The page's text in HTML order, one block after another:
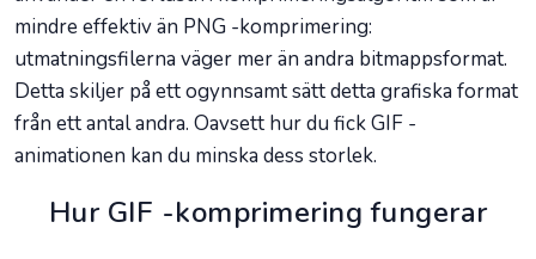
mindre effektiv än PNG -komprimering:
utmatningsfilerna väger mer än andra bitmappsformat.
Detta skiljer på ett ogynnsamt sätt detta grafiska format
från ett antal andra. Oavsett hur du fick GIF -
animationen kan du minska dess storlek.
Hur GIF -komprimering fungerar